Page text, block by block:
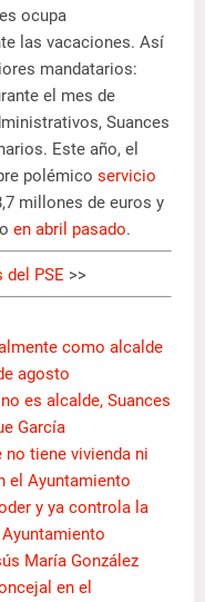
ocupa
las vacaciones. Así
mandatarios:
el mes de
Suances
Este año, el
polémico servicio
millones de euros y
en abril pasado.
PSE >>
como alcalde
agosto
es alcalde, Suances
García
no tiene vivienda ni
el Ayuntamiento
y ya controla la
María González
en el